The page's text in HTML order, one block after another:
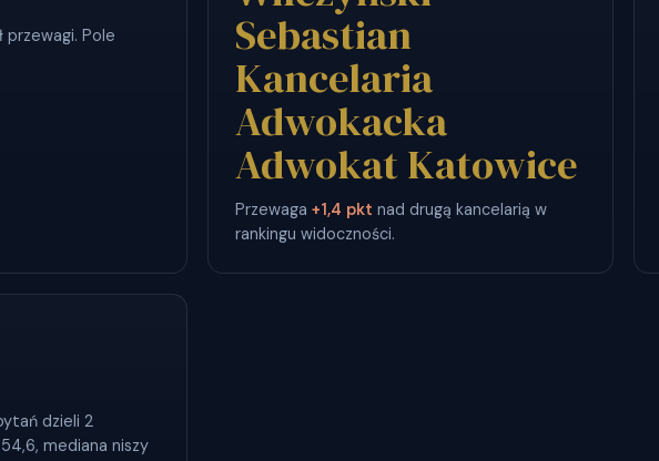
przewagi. Pole
Sebastian
Kancelaria
Adwokacka
Adwokat Katowice
Przewaga+1,4 pkt nad drugą kancelarią w
rankingu widoczności.
dzieli 2
mediana niszy